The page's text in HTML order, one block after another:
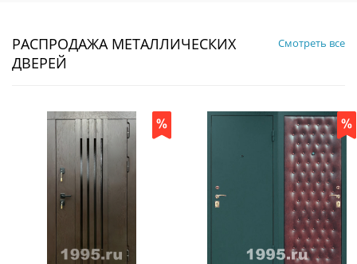
РАСПРОДАЖА МЕТАЛЛИЧЕСКИХ
ДВЕРЕЙ
Смотреть все